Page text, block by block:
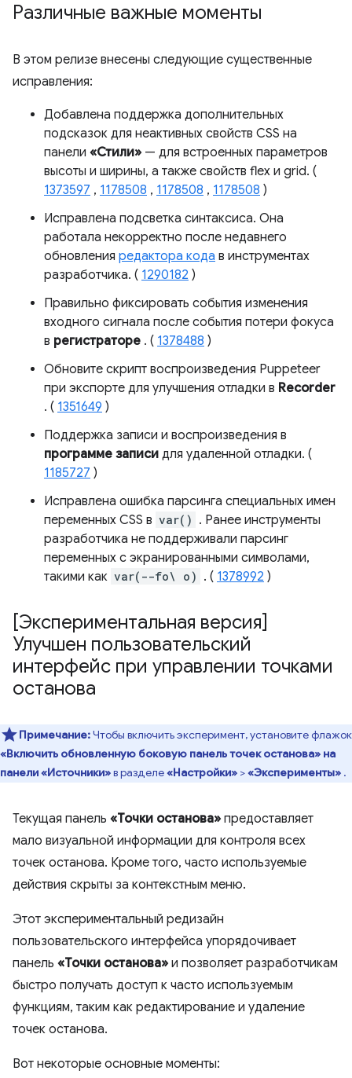
Различные важные моменты
В этом релизе внесены следующие существенные
исправления:
Добавлена ​​поддержка дополнительных
подсказок для неактивных свойств CSS на
панели «Стили» — для встроенных параметров
высоты и ширины, а также свойств flex и grid. (
1373597 , 1178508 , 1178508 , 1178508 )
Исправлена ​​подсветка синтаксиса. Она
работала некорректно после недавнего
обновления редактора кода в инструментах
разработчика. ( 1290182 )
Правильно фиксировать события изменения
входного сигнала после события потери фокуса
в регистраторе . ( 1378488 )
Обновите скрипт воспроизведения Puppeteer
при экспорте для улучшения отладки в Recorder
. ( 1351649 )
Поддержка записи и воспроизведения в
программе записи для удаленной отладки. (
1185727 )
Исправлена ​​ошибка парсинга специальных имен
переменных CSS в var() . Ранее инструменты
разработчика не поддерживали парсинг
переменных с экранированными символами,
такими как var(--fo\ o) . ( 1378992 )
[Экспериментальная версия]
Улучшен пользовательский
интерфейс при управлении точками
останова
Примечание:Чтобы включить эксперимент, установите флажок
«Включить обновленную боковую панель точек останова» на
панели «Источники»в разделе«Настройки» >«Эксперименты» .
Текущая панель «Точки останова» предоставляет
мало визуальной информации для контроля всех
точек останова. Кроме того, часто используемые
действия скрыты за контекстным меню.
Этот экспериментальный редизайн
пользовательского интерфейса упорядочивает
панель «Точки останова» и позволяет разработчикам
быстро получать доступ к часто используемым
функциям, таким как редактирование и удаление
точек останова.
Вот некоторые основные моменты: